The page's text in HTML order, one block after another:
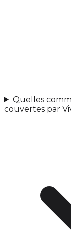
Quelles
couvertes par